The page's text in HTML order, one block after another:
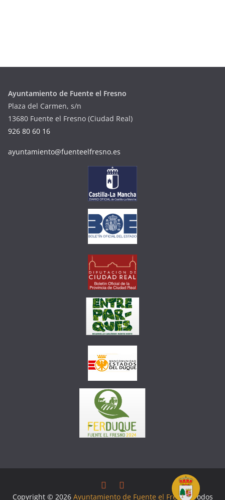
Ayuntamiento de Fuente el Fresno
Plaza del Carmen, s/n
13680 Fuente el Fresno (Ciudad Real)
926 80 60 16
ayuntamiento@fuenteelfresno.es
Copyright © 2026 Ayuntamiento de Fuente el Fresno. Todos